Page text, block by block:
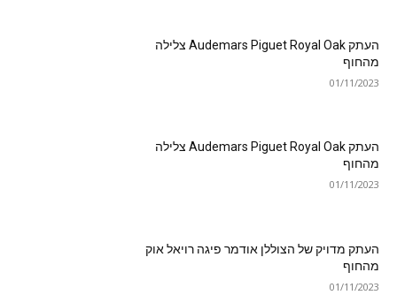
העתק Audemars Piguet Royal Oak צלילה
מהחוף
01/11/2023
העתק Audemars Piguet Royal Oak צלילה
מהחוף
01/11/2023
העתק מדויק של הצוללן אודמר פיגה רויאל אוק
מהחוף
01/11/2023